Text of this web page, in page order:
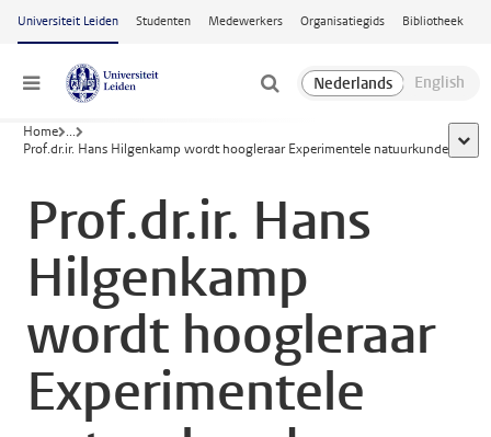
Ga naar hoofdinhoud
Universiteit Leiden Studenten Medewerkers Organisatiegids Bibliotheek
Menu
Home ...
Prof.dr.ir. Hans Hilgenkamp wordt hoogleraar Experimentele natuurkunde toon
Prof.dr.ir. Hans
Hilgenkamp
wordt hoogleraar
Experimentele